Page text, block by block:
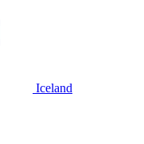
Iceland